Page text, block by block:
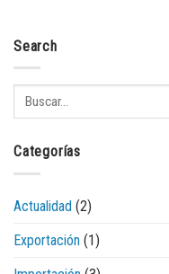
Search
Categorías
Actualidad (2)
Exportación (1)